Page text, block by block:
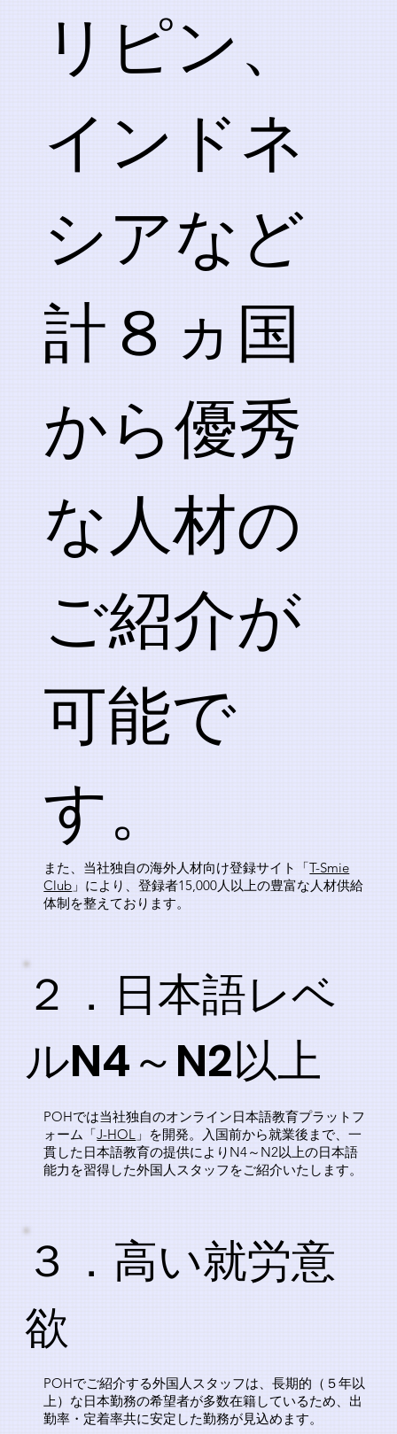
リピン、
インドネ
シアなど
計８ヵ国
から優秀
な人材の
ご紹介が
可能で
す。
また、当社独自の海外人材向け登録サイト「T-Smie
Club 」により、登録者15,000人以上の豊富な人材供給
体制を整えております。
POHでは当社独自のオンライン日本語教育プラットフ
ォーム「J-HOL 」を開発。入国前から就業後まで、一
貫した日本語教育の提供によりN4～N2以上の日本語
能力を習得した外国人スタッフをご紹介いたします。
​２．日本語レベ
ルN4～N2以上
POHでご紹介する外国人スタッフは、長期的（５年以
上）な日本勤務の希望者が多数在籍しているため、出
勤率・定着率共に安定した勤務が見込めます。
​３．高い就労意
欲